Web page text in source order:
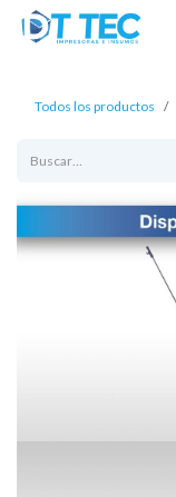
Ir al contenido
Todos los productos